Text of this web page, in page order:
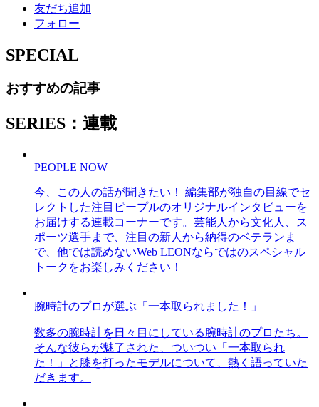
友だち追加
フォロー
SPECIAL
おすすめの記事
SERIES：連載
PEOPLE NOW
今、この人の話が聞きたい！ 編集部が独自の目線でセ
レクトした注目ピープルのオリジナルインタビューを
お届けする連載コーナーです。芸能人から文化人、ス
ポーツ選手まで、注目の新人から納得のベテランま
で、他では読めないWeb LEONならではのスペシャル
トークをお楽しみください！
腕時計のプロが選ぶ「一本取られました！」
数多の腕時計を日々目にしている腕時計のプロたち。
そんな彼らが魅了された、ついつい「一本取られ
た！」と膝を打ったモデルについて、熱く語っていた
だきます。